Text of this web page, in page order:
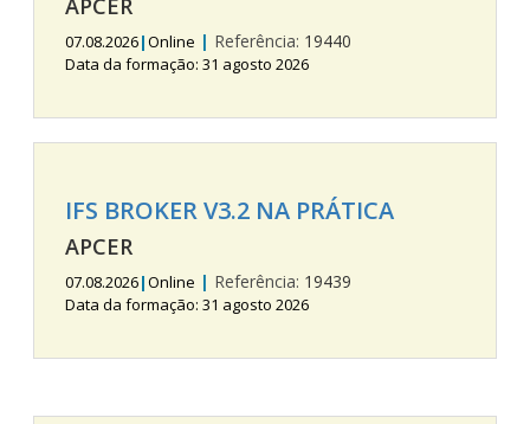
APCER
07.08.2026|Online | Referência: 19440
Data da formação: 31 agosto 2026
IFS BROKER V3.2 NA PRÁTICA
APCER
07.08.2026|Online | Referência: 19439
Data da formação: 31 agosto 2026